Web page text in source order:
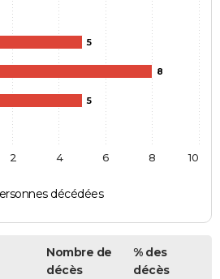
5
8
5
décédées
2 4 6 8 10
Nombre de
décès
% des
décès